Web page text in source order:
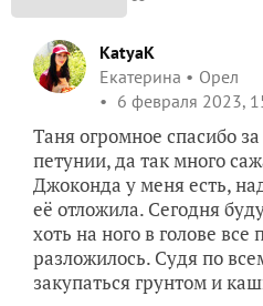
KatyaK
Екатерина
Орел
6 февраля 2023,
Таня огромное спасибо
петунии, да так много
Джоконда у меня есть,
её отложила. Сегодня
хоть на ного в голове все
разложилось. Судя по
закупаться грунтом и